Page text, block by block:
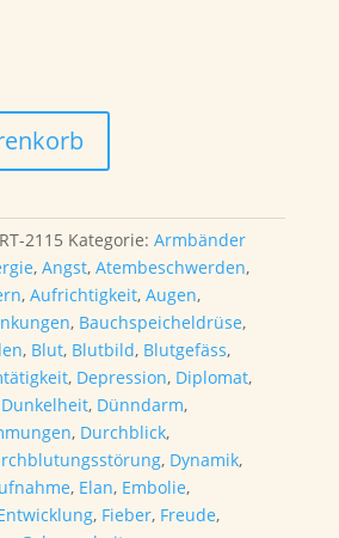
2115 Kategorie: Armbänder
, Angst, Atembeschwerden,
, Aufrichtigkeit, Augen,
, Bauchspeicheldrüse,
, Blut, Blutbild, Blutgefäss,
, Depression, Diplomat,
Dunkelheit, Dünndarm,
, Durchblick,
, Dynamik,
, Elan, Embolie,
, Fieber, Freude,